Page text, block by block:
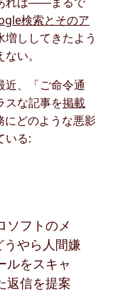
検索とそのア
ししてきたよう
い。
近、「ご命令通
スな記事を掲載
にどのような悪影
いる:
ソフトのメ
やら人間嫌
ルをスキャ
返信を提案